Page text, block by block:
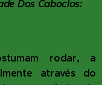
Dos Caboclos:
rodar, a
através do